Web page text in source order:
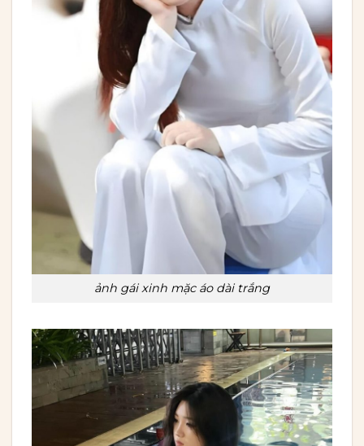
ảnh gái xinh mặc áo dài trắng